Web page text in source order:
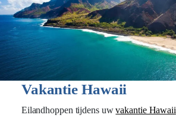
Vakantie Hawaii
Eilandhoppen tijdens uwvakantie Hawaii